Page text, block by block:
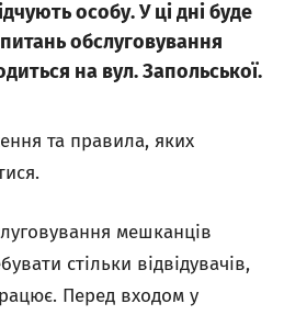
особу. У ці дні буде
обслуговування
на вул. Запольської.
та правила, яких
мешканців
стільки відвідувачів,
Перед входом у